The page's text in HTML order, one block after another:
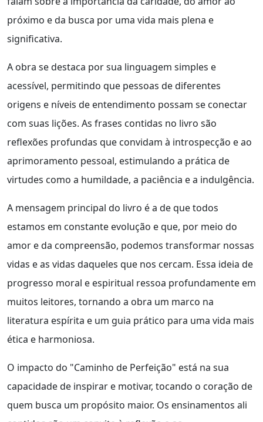
próximo e da busca por uma vida mais plena e
significativa.
A obra se destaca por sua linguagem simples e
acessível, permitindo que pessoas de diferentes
origens e níveis de entendimento possam se conectar
com suas lições. As frases contidas no livro são
reflexões profundas que convidam à introspecção e ao
aprimoramento pessoal, estimulando a prática de
virtudes como a humildade, a paciência e a indulgência.
A mensagem principal do livro é a de que todos
estamos em constante evolução e que, por meio do
amor e da compreensão, podemos transformar nossas
vidas e as vidas daqueles que nos cercam. Essa ideia de
progresso moral e espiritual ressoa profundamente em
muitos leitores, tornando a obra um marco na
literatura espírita e um guia prático para uma vida mais
ética e harmoniosa.
O impacto do "Caminho de Perfeição" está na sua
capacidade de inspirar e motivar, tocando o coração de
quem busca um propósito maior. Os ensinamentos ali